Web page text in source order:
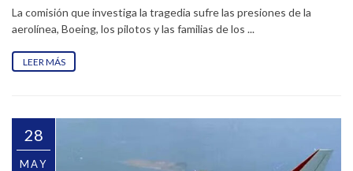
La comisión que investiga la tragedia sufre las presiones de la
aerolínea, Boeing, los pilotos y las familias de los ...
LEER MÁS
28
MAY